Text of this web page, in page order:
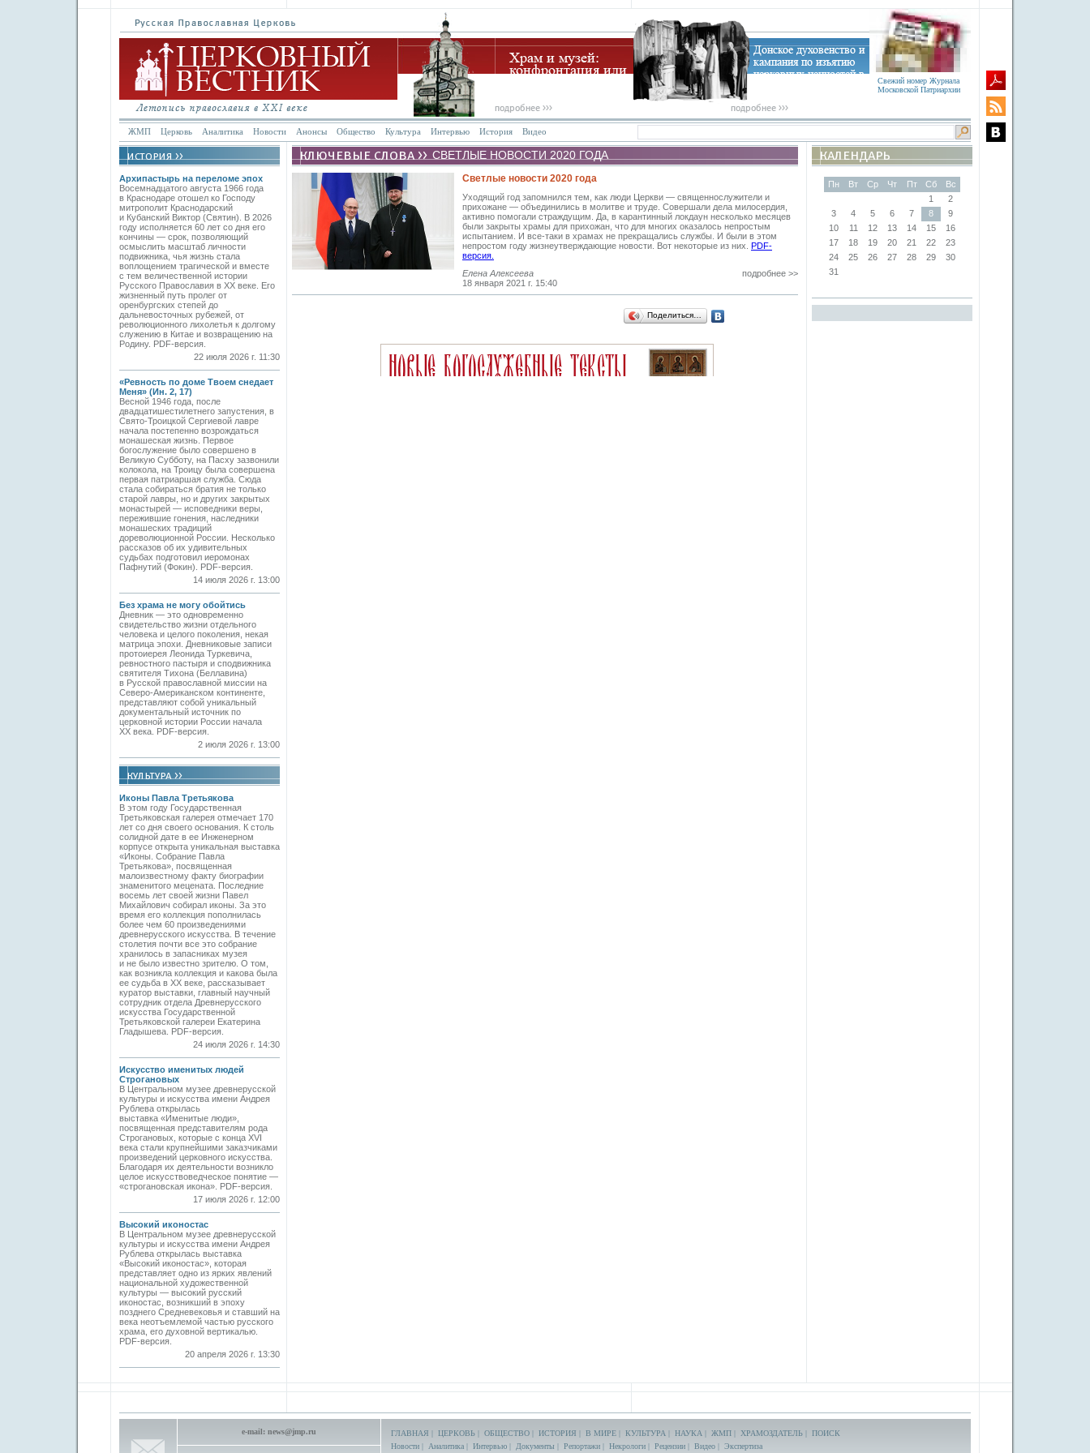
Свежий номер Журнала
Московской Патриархии
ЖМП Церковь Аналитика Новости Анонсы Общество Культура Интервью История Видео
Архипастырь на переломе эпох
Восемнадцатого августа 1966 года
в Краснодаре отошел ко Господу
митрополит Краснодарский
и Кубанский Виктор (Святин). В 2026
году исполняется 60 лет со дня его
кончины — срок, позволяющий
осмыслить масштаб личности
подвижника, чья жизнь стала
воплощением трагической и вместе
с тем величественной истории
Русского Православия в XX веке. Его
жизненный путь пролег от
оренбургских степей до
дальневосточных рубежей, от
революционного лихолетья к долгому
служению в Китае и возвращению на
Родину. PDF-версия.
22 июля 2026 г. 11:30
«Ревность по доме Твоем снедает
Меня» (Ин. 2, 17)
Весной 1946 года, после
двадцатишестилетнего запустения, в
Свято-­Троицкой Сергиевой лавре
начала постепенно возрождаться
монашеская жизнь. Первое
богослужение было совершено в
Великую Субботу, на Пасху зазвонили
колокола, на Троицу была совершена
первая патриаршая служба. Сюда
стала собираться братия не только
старой лавры, но и других закрытых
монастырей — исповедники веры,
пережившие гонения, наследники
монашеских традиций
дореволюционной России. Несколько
рассказов об их удивительных
судьбах подготовил иеромонах
Пафнутий (Фокин). PDF-версия.
14 июля 2026 г. 13:00
Без храма не могу обойтись
Дневник — это одновременно
свидетельство жизни отдельного
человека и целого поколения, некая
матрица эпохи. Дневниковые записи
протоиерея Леонида Туркевича,
ревностного пастыря и сподвижника
святителя Тихона (Беллавина)
в Русской православной миссии на
Северо-Американском континенте,
представляют собой уникальный
документальный источник по
церковной истории России начала
ХХ века. PDF-версия.
2 июля 2026 г. 13:00
Иконы Павла Третьякова
В этом году Государственная
Третьяковская галерея отмечает 170
лет со дня своего основания. К столь
солидной дате в ее Инженерном
корпусе открыта уникальная выставка
«Иконы. Собрание Павла
Третьякова», посвященная
малоизвестному факту биографии
знаменитого мецената. Последние
восемь лет своей жизни Павел
Михайлович собирал иконы. За это
время его коллекция пополнилась
более чем 60 произведениями
древнерусского искусства. В течение
столетия почти все это собрание
хранилось в запасниках музея
и не было известно зрителю. О том,
как возникла коллекция и какова была
ее судьба в ХХ веке, рассказывает
куратор выставки, главный научный
сотрудник отдела Древнерусского
искусства Государственной
Третьяковской галереи Екатерина
Гладышева. PDF-версия.
24 июля 2026 г. 14:30
Искусство именитых людей
Строгановых
В Центральном музее древнерусской
культуры и искусства имени Андрея
Рублева открылась
выставка «Именитые люди»,
посвященная представителям рода
Строгановых, которые с конца XVI
века стали крупнейшими заказчиками
произведений церковного искусства.
Благодаря их деятельности возникло
целое искусствоведческое понятие —
«строгановская икона». PDF-версия.
17 июля 2026 г. 12:00
Высокий иконостас
В Центральном музее древнерусской
культуры и искусства имени Андрея
Рублева открылась выставка
«Высокий иконостас», которая
представляет одно из ярких явлений
национальной художественной
культуры — высокий русский
иконостас, возникший в эпоху
позднего Средневековья и ставший на
века неотъемлемой частью русского
храма, его духовной вертикалью.
PDF-версия.
20 апреля 2026 г. 13:30
СВЕТЛЫЕ НОВОСТИ 2020 ГОДА
Светлые новости 2020 года
Уходящий год запомнился тем, как люди Церкви — священнослужители и
прихожане — объединились в молитве и труде. Совершали дела милосердия,
активно помогали страждущим. Да, в карантинный локдаун несколько месяцев
были закрыты храмы для прихожан, что для многих оказалось непростым
испытанием. И все-таки в храмах не прекращались службы. И были в этом
непростом году жизнеутверждающие новости. Вот некоторые из них. PDF-
версия.
Елена Алексеева
18 января 2021 г. 15:40
подробнее >>
Поделиться…
Пн Вт Ср Чт Пт Сб
Вс
1
2
3
4 5 6 7 8
9
10
11 12 13 14 15
16
17
18 19 20 21 22
23
24
25 26 27 28 29
30
31
e-mail: news@jmp.ru ГЛАВНАЯ | ЦЕРКОВЬ | ОБЩЕСТВО | ИСТОРИЯ | В МИРЕ | КУЛЬТУРА | НАУКА | ЖМП | ХРАМОЗДАТЕЛЬ | ПОИСК
Новости | Аналитика | Интервью | Документы | Репортажи | Некрологи | Рецензии | Видео | Экспертиза